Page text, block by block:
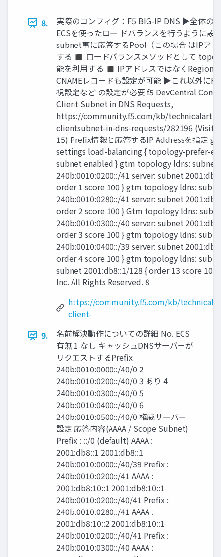
8.
実際のコンフィグ：F5 BIG-IP DNS ▶全体の
ECSを使ったロー ドバランスを行うように設
subnet事に応答するPool（この場合 はIPア
する ◼ ロードバランスメソッドとして
能を利用する ◼ IPアドレスではなく
CNAMEレコードも設定が可能 ▶これ以外に
視設定など の設定が必要 f5 DevCentral
Client Subnet in DNS Requests,
https://community.f5.com/kb/
clientsubnet-in-dns-requests/282196
15) Prefix情報と応答するIP Addressを指定
settings load-balancing { topology-prefer-
subnet enabled } gtm topology ldns: subnet
240b:0010:0200::/41 server: subnet
order 1 score 100 } gtm topology ldns:
240b:0010:0280::/41 server: subnet
order 2 score 100 } Gtm topology ldns:
240b:0010:0300::/40 server: subnet
order 3 score 100 } gtm topology ldns:
240b:0010:0400::/39 server: subnet
order 4 score 100 } gtm topology ldns:
subnet 2001:db8::1/128 { order 13 score 10
Inc. All Rights Reserved. 8
https://community.f5.com/kb/
client-
9.
名前解決動作についての詳細 No. ECS
有無 1 なし キャッシュDNSサーバーが
リクエストするPrefix
240b:0010:0000::/40/0 2
240b:0010:0200::/40/0 3 あり 4
240b:0010:0300::/40/0 5
240b:0010:0400::/40/0 6
240b:0010:0500::/40/0 権威サーバー
設定 応答内容(AAAA / Scope Subnet)
Prefix : ::/0 (default) AAAA :
2001:db8::1 2001:db8::1
240b:0010:0000::/40/39 Prefix :
240b:0010:0200::/41 AAAA :
2001:db8:10::1 2001:db8:10::1
240b:0010:0200::/40/41 Prefix :
240b:0010:0280::/41 AAAA :
2001:db8:10::2 2001:db8:10::1
240b:0010:0200::/40/41 Prefix :
240b:0010:0300::/40 AAAA :